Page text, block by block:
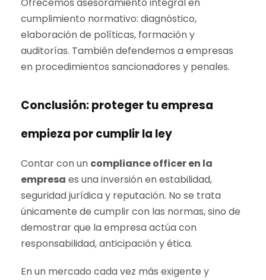
Ofrecemos asesoramiento integral en
cumplimiento normativo: diagnóstico,
elaboración de políticas, formación y
auditorías. También defendemos a empresas
en procedimientos sancionadores y penales.
Conclusión: proteger tu empresa
empieza por cumplir la ley
Contar con un compliance officer en la
empresa es una inversión en estabilidad,
seguridad jurídica y reputación. No se trata
únicamente de cumplir con las normas, sino de
demostrar que la empresa actúa con
responsabilidad, anticipación y ética.
En un mercado cada vez más exigente y